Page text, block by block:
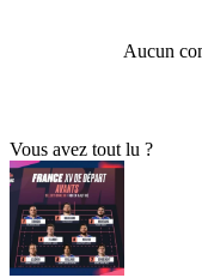
Aucun
Vous avez tout lu ?